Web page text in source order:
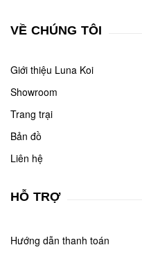
VỀ CHÚNG TÔI
Giới thiệu Luna Koi
Showroom
Trang trại
Bản đồ
Liên hệ
HỖ TRỢ
Hướng dẫn thanh toán